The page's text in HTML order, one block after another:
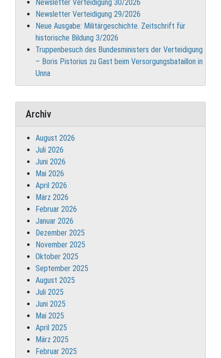
Newsletter Verteidigung 30/2026
Newsletter Verteidigung 29/2026
Neue Ausgabe: Militärgeschichte. Zeitschrift für
historische Bildung 3/2026
Truppenbesuch des Bundesministers der Verteidigung
– Boris Pistorius zu Gast beim Versorgungsbataillon in
Unna
Archiv
August 2026
Juli 2026
Juni 2026
Mai 2026
April 2026
März 2026
Februar 2026
Januar 2026
Dezember 2025
November 2025
Oktober 2025
September 2025
August 2025
Juli 2025
Juni 2025
Mai 2025
April 2025
März 2025
Februar 2025